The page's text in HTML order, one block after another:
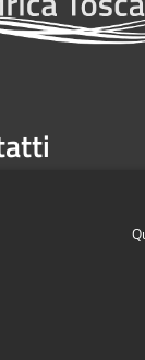
Firenze, 7